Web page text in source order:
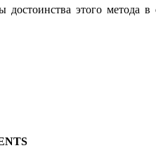
этого метода в